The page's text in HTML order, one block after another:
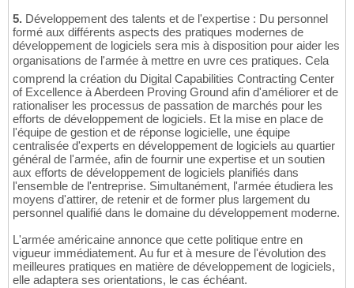
5. Développement des talents et de l'expertise : Du personnel
formé aux différents aspects des pratiques modernes de
développement de logiciels sera mis à disposition pour aider les
organisations de l'armée à mettre en uvre ces pratiques. Cela
comprend la création du Digital Capabilities Contracting Center
of Excellence à Aberdeen Proving Ground afin d'améliorer et de
rationaliser les processus de passation de marchés pour les
efforts de développement de logiciels. Et la mise en place de
l'équipe de gestion et de réponse logicielle, une équipe
centralisée d'experts en développement de logiciels au quartier
général de l'armée, afin de fournir une expertise et un soutien
aux efforts de développement de logiciels planifiés dans
l'ensemble de l'entreprise. Simultanément, l'armée étudiera les
moyens d'attirer, de retenir et de former plus largement du
personnel qualifié dans le domaine du développement moderne.
L'armée américaine annonce que cette politique entre en
vigueur immédiatement. Au fur et à mesure de l'évolution des
meilleures pratiques en matière de développement de logiciels,
elle adaptera ses orientations, le cas échéant.